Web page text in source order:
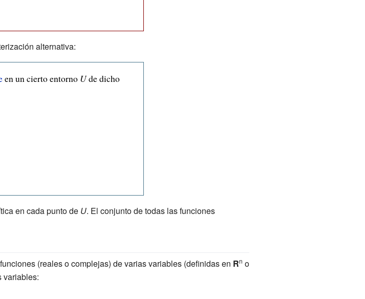
alternativa:
en un cierto entorno Ude dicho
en cada punto de U. El conjunto de todas las funciones
(reales o complejas) de varias variables (definidas en Rn o
variables: